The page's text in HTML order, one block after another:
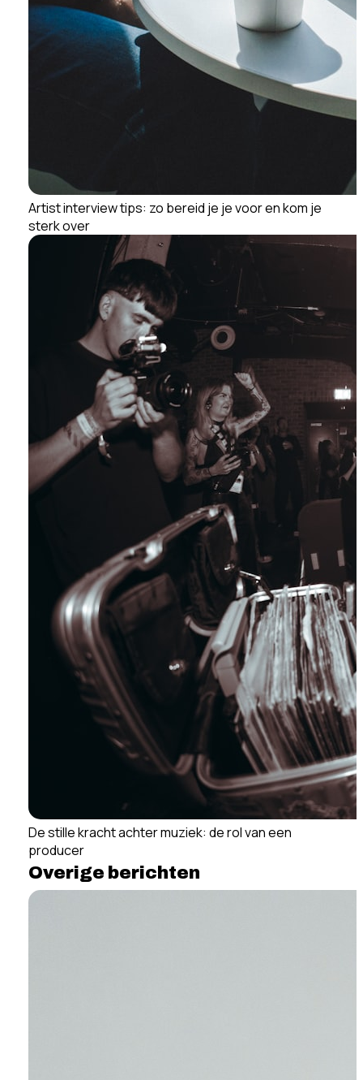
Artist interview tips: zo bereid je je voor en kom je
sterk over
De stille kracht achter muziek: de rol van een
producer
Overige berichten